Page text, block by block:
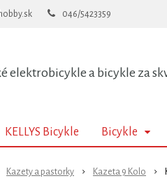
elektrobicykle a bicykle za
046/5423359
KELLYS Bicykle Bicykle
Kazety a pastorky Kazeta 9 Kolo